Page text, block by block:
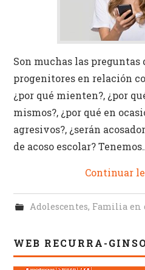
Son muchas las
progenitores en relación
¿por qué mienten?, ¿por
mismos?, ¿por qué en
agresivos?, ¿serán
de acoso escolar?
Continuar
Adolescentes, Familia en
WEB RECURRA-